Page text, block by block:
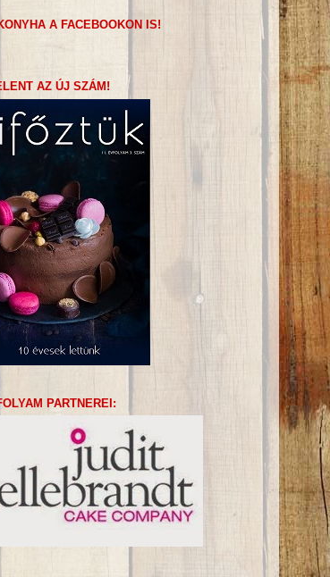
A FACEBOOKON IS!
AZ ÚJ SZÁM!
PARTNEREI: